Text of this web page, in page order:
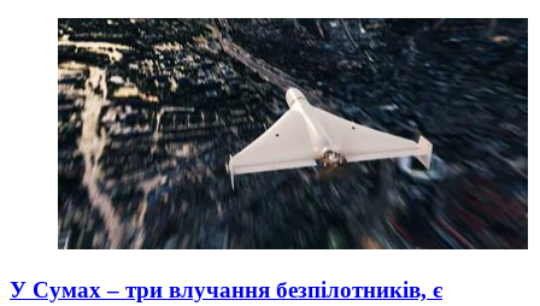
У Сумах – три влучання безпілотників, є